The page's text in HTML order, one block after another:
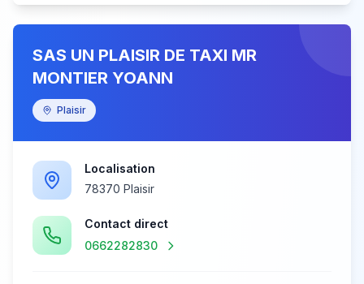
SAS UN PLAISIR DE TAXI MR
MONTIER YOANN
Plaisir
Localisation
78370 Plaisir
Contact direct
0662282830